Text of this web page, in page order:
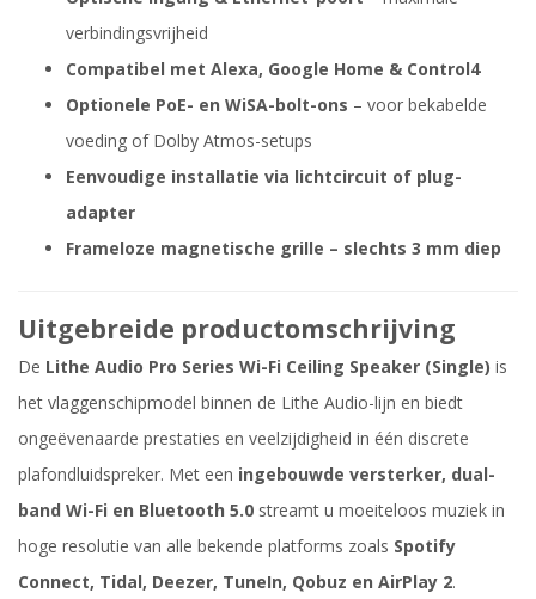
verbindingsvrijheid
Compatibel met Alexa, Google Home & Control4
Optionele PoE- en WiSA-bolt-ons – voor bekabelde
voeding of Dolby Atmos-setups
Eenvoudige installatie via lichtcircuit of plug-
adapter
Frameloze magnetische grille – slechts 3 mm diep
Uitgebreide productomschrijving
De Lithe Audio Pro Series Wi-Fi Ceiling Speaker (Single) is
het vlaggenschipmodel binnen de Lithe Audio-lijn en biedt
ongeëvenaarde prestaties en veelzijdigheid in één discrete
plafondluidspreker. Met een ingebouwde versterker, dual-
band Wi-Fi en Bluetooth 5.0 streamt u moeiteloos muziek in
hoge resolutie van alle bekende platforms zoals Spotify
Connect, Tidal, Deezer, TuneIn, Qobuz en AirPlay 2.